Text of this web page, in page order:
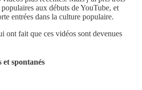
aux débuts de YouTube, et
entrées dans la culture populaire.
ont fait que ces vidéos sont devenues
et spontanés